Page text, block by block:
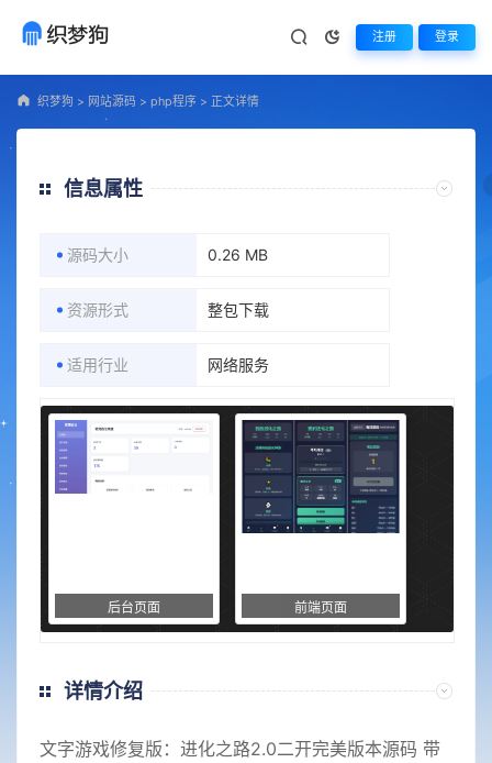
注册 登录
织梦狗 > 网站源码 > php程序 > 正文详情
信息属性
源码大小 0.26 MB
资源形式 整包下载
适用行业 网络服务
后台页面 前端页面
详情介绍
文字游戏修复版： 进化之路2.0二开完美版本源码 带